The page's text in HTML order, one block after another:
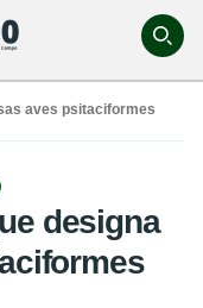
aves psitaciformes
designa